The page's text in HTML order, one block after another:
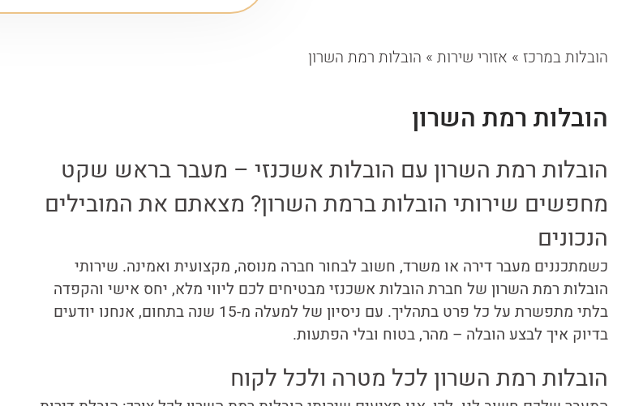
הובלות במרכז» אזורי שירות» הובלות רמת השרון
הובלות רמת השרון
הובלות רמת השרון עם הובלות אשכנזי – מעבר בראש שקט
מחפשים שירותי הובלות ברמת השרון? מצאתם את המובילים
הנכונים
כשמתכננים מעבר דירה או משרד, חשוב לבחור חברה מנוסה, מקצועית ואמינה. שירותי
הובלות רמת השרון של חברת הובלות אשכנזי מבטיחים לכם ליווי מלא, יחס אישי והקפדה
בלתי מתפשרת על כל פרט בתהליך. עם ניסיון של למעלה מ-15 שנה בתחום, אנחנו יודעים
בדיוק איך לבצע הובלה – מהר, בטוח ובלי הפתעות.
הובלות רמת השרון לכל מטרה ולכל לקוח